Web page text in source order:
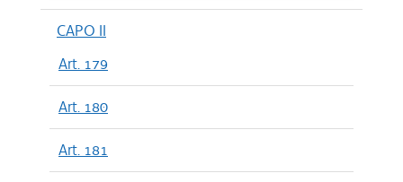
CAPO II
Art. 179
Art. 180
Art. 181